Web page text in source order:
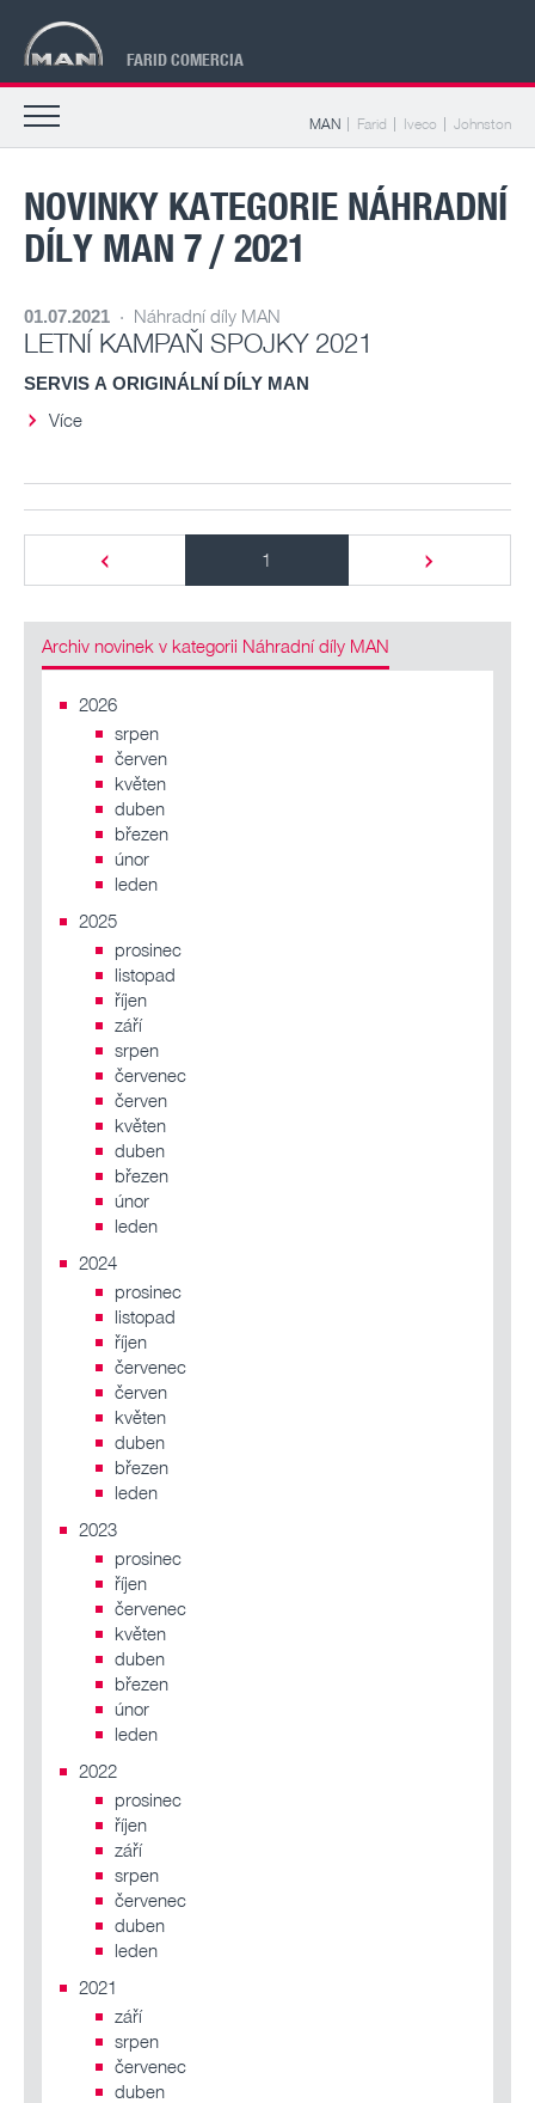
FARID COMERCIA
MAN Farid Iveco Johnston
NOVINKY KATEGORIE NÁHRADNÍ
DÍLY MAN 7 / 2021
01.07.2021 · Náhradní díly MAN
LETNÍ KAMPAŇ SPOJKY 2021
SERVIS A ORIGINÁLNÍ DÍLY MAN
Více
1
Archiv novinek v kategorii Náhradní díly MAN
2026
srpen
červen
květen
duben
březen
únor
leden
2025
prosinec
listopad
říjen
září
srpen
červenec
červen
květen
duben
březen
únor
leden
2024
prosinec
listopad
říjen
červenec
červen
květen
duben
březen
leden
2023
prosinec
říjen
červenec
květen
duben
březen
únor
leden
2022
prosinec
říjen
září
srpen
červenec
duben
leden
2021
září
srpen
červenec
duben